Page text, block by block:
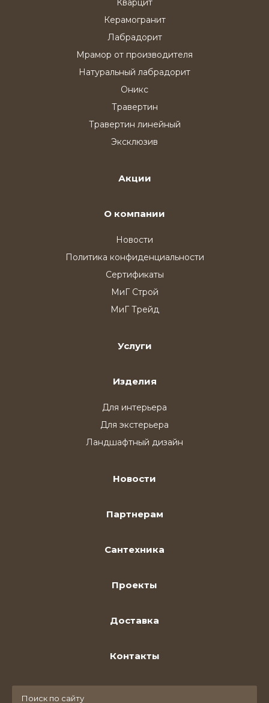
Керамогранит
Лабрадорит
Мрамор от производителя
Натуральный лабрадорит
Оникс
Травертин
Травертин линейный
Эксклюзив
Акции
О компании
Новости
Политика конфиденциальности
Сертификаты
МиГ Строй
МиГ Трейд
Услуги
Изделия
Для интерьера
Для экстерьера
Ландшафтный дизайн
Новости
Партнерам
Сантехника
Проекты
Доставка
Контакты